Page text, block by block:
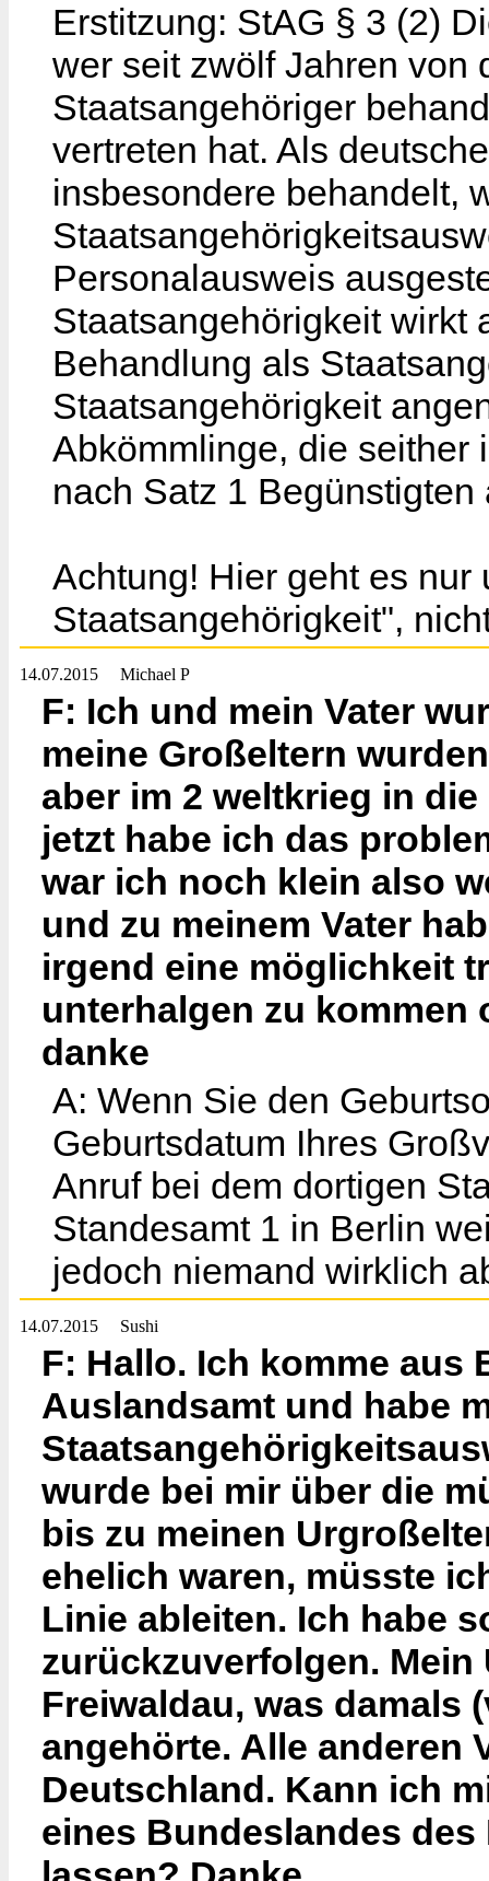
Erstitzung: StAG § 3 (2)
wer seit zwölf Jahren von
Staatsangehöriger
vertreten hat. Als
insbesondere behandelt,
Personalausweis
Staatsangehörigkeit wirkt
Behandlung als
Staatsangehörigkeit
Abkömmlinge, die seither
nach Satz 1 Begünstigten
Achtung! Hier geht es nur
Staatsangehörigkeit",
14.07.2015 Michael P
F: Ich und mein Vater
meine Großeltern
aber im 2 weltkrieg in
jetzt habe ich das
war ich noch klein also
und zu meinem Vater
irgend eine möglichkeit
unterhalgen zu
danke
A: Wenn Sie den
Geburtsdatum Ihres
Anruf bei dem dortigen
Standesamt 1 in Berlin
jedoch niemand wirklich
14.07.2015 Sushi
F: Hallo. Ich komme aus
Auslandsamt und habe
wurde bei mir über die
bis zu meinen
ehelich waren, müsste
Linie ableiten. Ich habe
zurückzuverfolgen.
Freiwaldau, was damals
angehörte. Alle anderen
Deutschland. Kann ich
eines Bundeslandes